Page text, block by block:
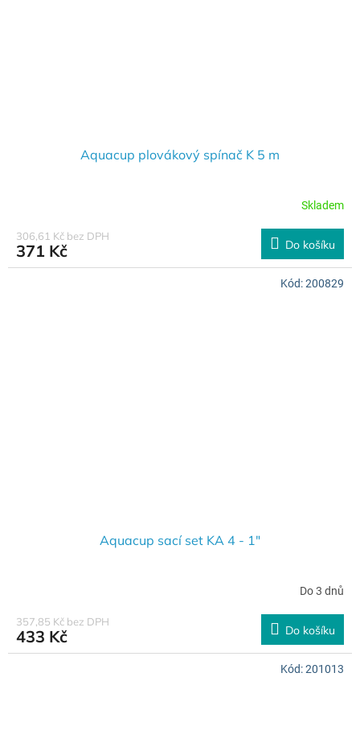
Aquacup plovákový spínač K 5 m
Skladem
306,61 Kč bez DPH
371 Kč Do košíku
Aquacup sací set KA 4 - 1"
Do 3 dnů
357,85 Kč bez DPH
433 Kč Do košíku
Kód:200829
Kód:201013